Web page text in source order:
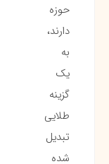
حوزه
دارند،
به
یک
گزینه
طلایی
تبدیل
شده